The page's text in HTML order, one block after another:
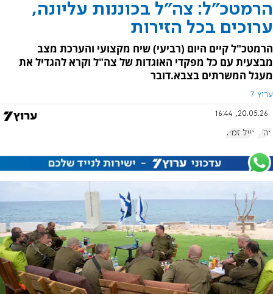
הרמטכ"ל: צה"ל בכוננות עליונה,
ערוכים בכל הזירות
הרמטכ"ל קיים היום (רביעי) שיח מקצועי והערכת מצב
מבצעית עם כל מפקדי האוגדות של צה"ל וקרא להגדיל את
מעגל המשרתים בצבא.דובר
ערוץ 7
20.05.26, 16:44
צה"ל אייל זמיר